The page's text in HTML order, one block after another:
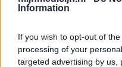
Information
If you wish to opt-out of
processing of your
targeted advertising by us,
Seroquel (647)
Amoxicilline (646)
Antibiotica - penicillines